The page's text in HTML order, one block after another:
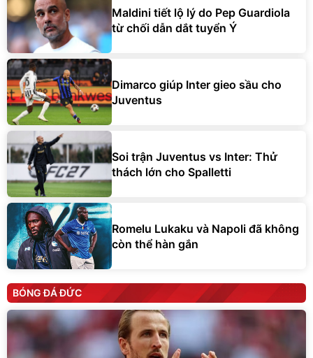
Maldini tiết lộ lý do Pep Guardiola
từ chối dẫn dắt tuyển Ý
Dimarco giúp Inter gieo sầu cho
Juventus
Soi trận Juventus vs Inter: Thử
thách lớn cho Spalletti
Romelu Lukaku và Napoli đã không
còn thể hàn gắn
BÓNG ĐÁ ĐỨC